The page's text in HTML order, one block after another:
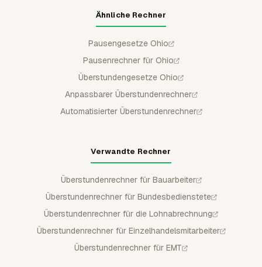
Ähnliche Rechner
Pausengesetze Ohio
Pausenrechner für Ohio
Überstundengesetze Ohio
Anpassbarer Überstundenrechner
Automatisierter Überstundenrechner
Verwandte Rechner
Überstundenrechner für Bauarbeiter
Überstundenrechner für Bundesbedienstete
Überstundenrechner für die Lohnabrechnung
Überstundenrechner für Einzelhandelsmitarbeiter
Überstundenrechner für EMT